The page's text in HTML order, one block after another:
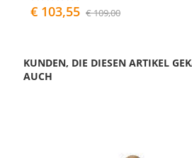
€ 103,55 € 109,00
KUNDEN, DIE DIESEN ARTIKEL
AUCH